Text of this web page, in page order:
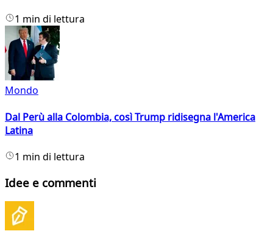
1 min di lettura
Mondo
Dal Perù alla Colombia, così Trump ridisegna l'America
Latina
1 min di lettura
Idee e commenti